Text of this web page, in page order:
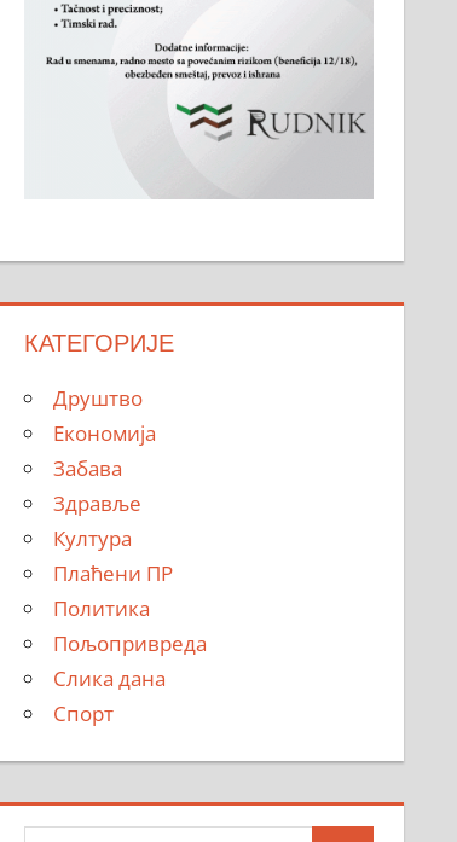
КАТЕГОРИЈЕ
Друштво
Економија
Забава
Здравље
Култура
Плаћени ПР
Политика
Пољопривреда
Слика дана
Спорт